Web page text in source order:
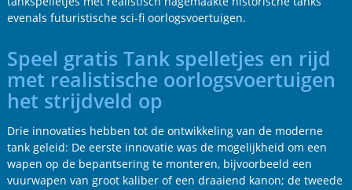
evenals futuristische sci-fi oorlogsvoertuigen.
Speel gratis Tank spelletjes en rijd
met realistische oorlogsvoertuigen
het strijdveld op
Drie innovaties hebben tot de ontwikkeling van de moderne
tank geleid: De eerste innovatie was de mogelijkheid om een
wapen op de bepantsering te monteren, bijvoorbeeld een
vuurwapen van groot kaliber of een draaiend kanon; de tweede